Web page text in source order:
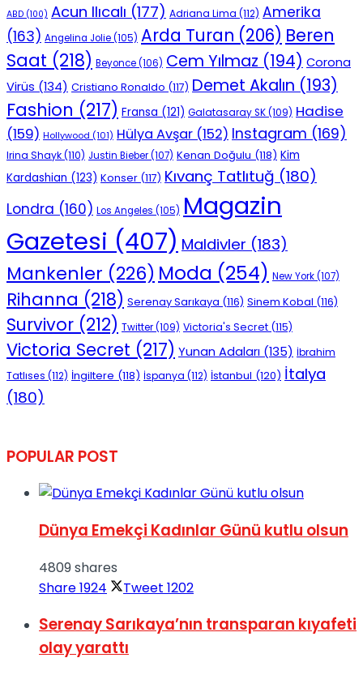
ABD (100) Acun Ilıcalı (177) Adriana Lima (112) Amerika
(163) Angelina Jolie(105) Arda Turan (206) Beren
Saat (218) Beyonce(106) Cem Yılmaz (194) Corona
Virüs (134) Cristiano Ronaldo (117) Demet Akalın (193)
Fashion (217) Fransa (121) Galatasaray SK(109) Hadise
(159) Hollywood (101) Hülya Avşar (152) Instagram (169)
Irina Shayk(110) Justin Bieber(107) Kenan Doğulu (118) Kim
Kardashian (123) Konser (117) Kıvanç Tatlıtuğ (180)
Londra (160) Los Angeles (105) Magazin
Gazetesi (407) Maldivler (183)
Mankenler (226) Moda (254) New York(107)
Rihanna (218) Serenay Sarıkaya (116) Sinem Kobal (116)
Survivor (212) Twitter(109) Victoria's Secret (115)
Victoria Secret (217) Yunan Adaları (135) İbrahim
Tatlıses (112) İngiltere (118) İspanya (112) İstanbul (120) İtalya
(180)
POPULAR POST
Dünya Emekçi Kadınlar Günü kutlu olsun
4809 shares
Share1924 Tweet 1202
Serenay Sarıkaya’nın transparan kıyafeti
olay yarattı